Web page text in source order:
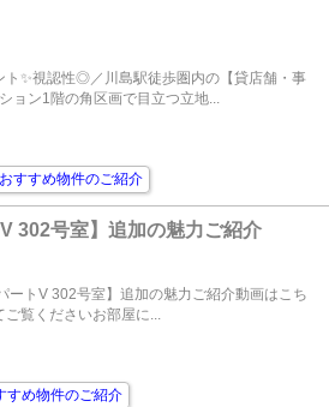
ト✨視認性◎／川島駅徒歩圏内の【貸店舗・事
ョン1階の角区画で目立つ立地...
おすすめ物件のご紹介
302号室】追加の魅力ご紹介
ートV 302号室】追加の魅力ご紹介動画はこち
覧くださいお部屋に...
すめ物件のご紹介